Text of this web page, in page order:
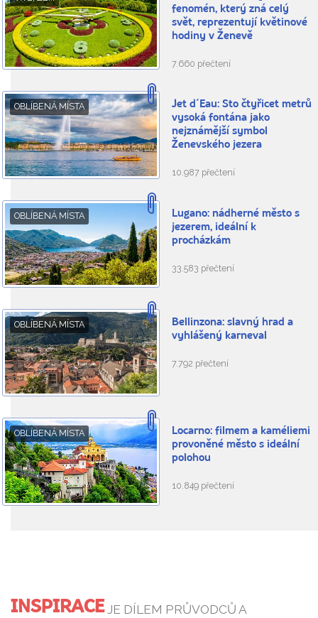
fenomén, který zná celý
svět, reprezentují květinové
hodiny v Ženevě
7.660 přečtení
OBLÍBENÁ MÍSTA
Jet d´Eau: Sto čtyřicet metrů
vysoká fontána jako
nejznámější symbol
Ženevského jezera
10.987 přečtení
OBLÍBENÁ MÍSTA
Lugano: nádherné město s
jezerem, ideální k
procházkám
33.583 přečtení
OBLÍBENÁ MÍSTA
Bellinzona: slavný hrad a
vyhlášený karneval
7.792 přečtení
OBLÍBENÁ MÍSTA
Locarno: filmem a kaméliemi
provoněné město s ideální
polohou
10.849 přečtení
INSPIRACEJE DÍLEM PRŮVODCŮ A